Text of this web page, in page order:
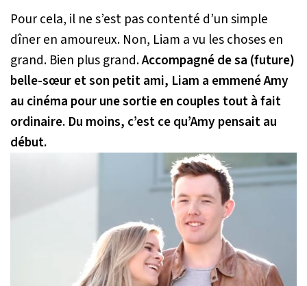
Pour cela, il ne s’est pas contenté d’un simple
dîner en amoureux. Non, Liam a vu les choses en
grand. Bien plus grand.Accompagné de sa (future)
belle-sœur et son petit ami, Liam a emmené Amy
au cinéma pour une sortie en couples tout à fait
ordinaire. Du moins, c’est ce qu’Amy pensait au
début.